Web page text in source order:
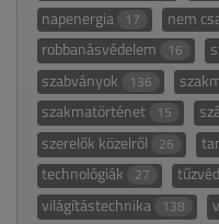
napenergia 17 nem
robbanásvédelem 16
szabványok 136
szakmatörténet 15
szerelők közelről 26
technológiák 27
világítástechnika 138